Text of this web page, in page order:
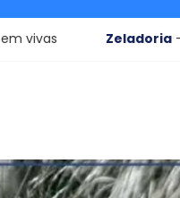
Zeladoria - Dia dos Pais: